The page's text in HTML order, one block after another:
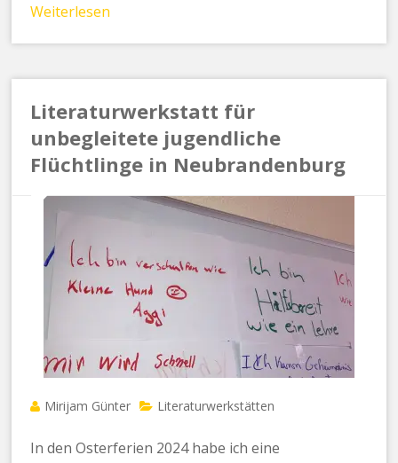
Weiterlesen
Literaturwerkstatt für
unbegleitete jugendliche
Flüchtlinge in Neubrandenburg
Mirijam Günter Literaturwerkstätten
In den Osterferien 2024 habe ich eine